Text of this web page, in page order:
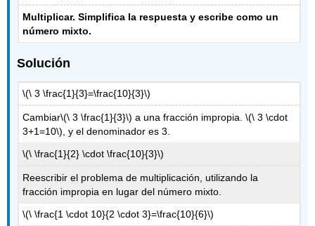
Multiplicar. Simplifica la respuesta y escribe como un
número mixto.
Solución
\(\ 3 \frac{1}{3}=\frac{10}{3}\)
Cambiar\(\ 3 \frac{1}{3}\) a una fracción impropia.\(\ 3 \cdot
3+1=10\) , y el denominador es 3.
\(\ \frac{1}{2} \cdot \frac{10}{3}\)
Reescribir el problema de multiplicación, utilizando la
fracción impropia en lugar del número mixto.
\(\ \frac{1 \cdot 10}{2 \cdot 3}=\frac{10}{6}\)